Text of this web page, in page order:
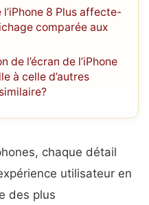
l’iPhone 8 Plus affecte-
comparée aux
de l’écran de l’iPhone
à celle d’autres
chaque détail
utilisateur en
des plus